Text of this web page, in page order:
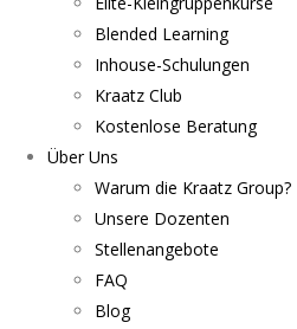
Blended Learning
Inhouse-Schulungen
Kraatz Club
Kostenlose Beratung
Über Uns
Warum die Kraatz Group?
Unsere Dozenten
Stellenangebote
FAQ
Blog